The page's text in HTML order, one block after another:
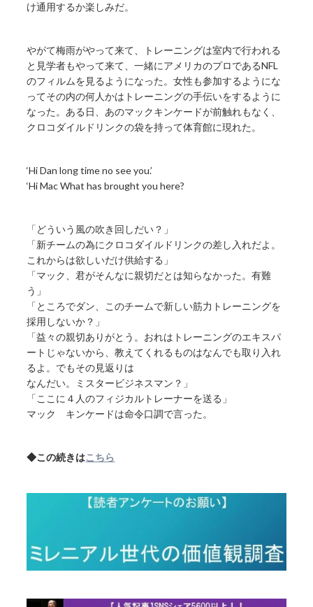
け通用するか楽しみだ。
やがて梅雨がやって来て、トレーニングは室内で行われる
と見学者もやって来て、一緒にアメリカのプロであるNFL
のフィルムを見るようになった。女性も参加するようにな
ってその内の何人かはトレーニングの手伝いをするように
なった。ある日、あのマックキンケードが前触れもなく、
クロコダイルドリンクの袋を持って体育館に現れた。
‘Hi Dan long time no see you.’
‘Hi Mac What has brought you here?
「どういう風の吹き回しだい？」
「新チームの為にクロコダイルドリンクの差し入れだよ。
これからは欲しいだけ供給する」
「マック、君がそんなに親切だとは知らなかった。有難
う」
「ところでダン、このチームで新しい筋力トレーニングを
採用しないか？」
「益々の親切ありがとう。おれはトレーニングのエキスパ
ートじゃないから、教えてくれるものはなんでも取り入れ
るよ。でもその見返りは
なんだい。ミスタービジネスマン？」
「ここに４人のフィジカルトレーナーを送る」
マック キンケードは命令口調で言った。
◆この続きはこちら